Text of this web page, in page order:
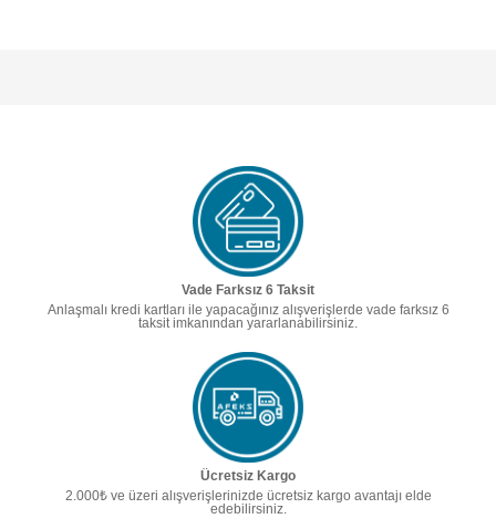
Vade Farksız 6 Taksit
Anlaşmalı kredi kartları ile yapacağınız alışverişlerde vade farksız 6
taksit imkanından yararlanabilirsiniz.
Ücretsiz Kargo
2.000₺ ve üzeri alışverişlerinizde ücretsiz kargo avantajı elde
edebilirsiniz.